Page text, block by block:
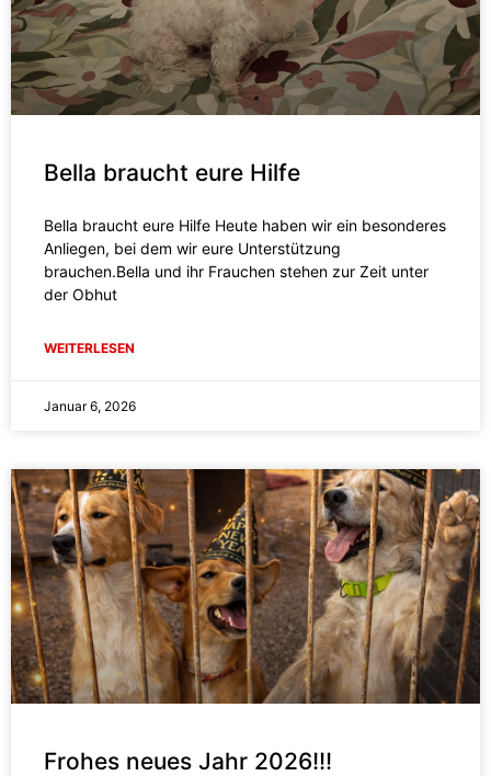
Bella braucht eure Hilfe
Bella braucht eure Hilfe Heute haben wir ein besonderes
Anliegen, bei dem wir eure Unterstützung
brauchen.Bella und ihr Frauchen stehen zur Zeit unter
der Obhut
WEITERLESEN
Januar 6, 2026
Frohes neues Jahr 2026!!!